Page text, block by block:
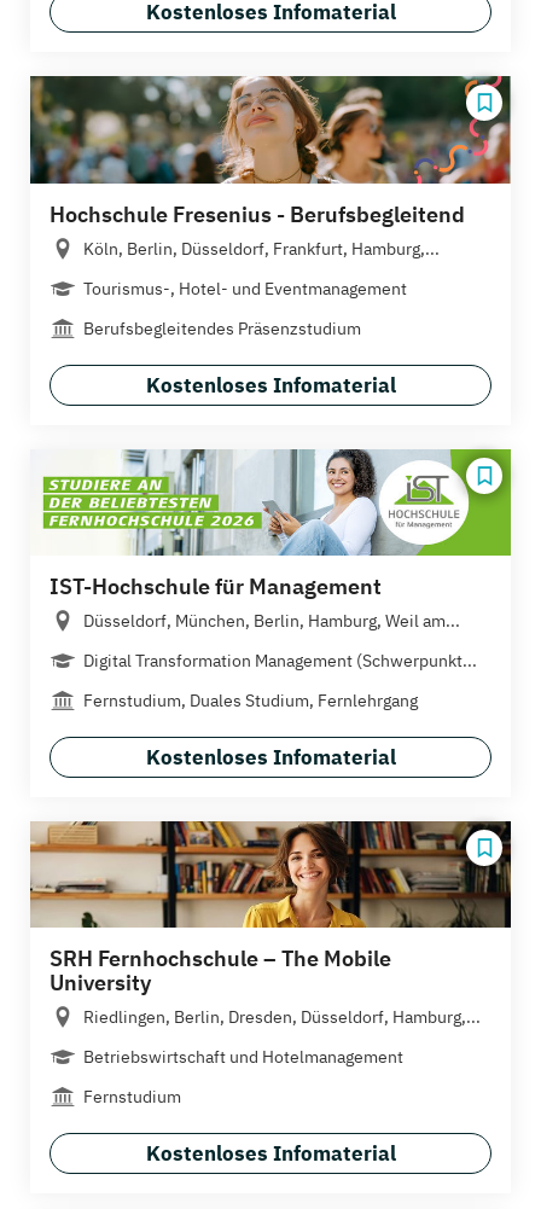
Kostenloses Infomaterial
Hochschule Fresenius - Berufsbegleitend
Köln, Berlin, Düsseldorf, Frankfurt, Hamburg,...
Tourismus-, Hotel- und Eventmanagement
Berufsbegleitendes Präsenzstudium
Kostenloses Infomaterial
IST-Hochschule für Management
Düsseldorf, München, Berlin, Hamburg, Weil am...
Digital Transformation Management (Schwerpunkt...
Fernstudium, Duales Studium, Fernlehrgang
Kostenloses Infomaterial
SRH Fernhochschule – The Mobile
University
Riedlingen, Berlin, Dresden, Düsseldorf, Hamburg,...
Betriebswirtschaft und Hotelmanagement
Fernstudium
Kostenloses Infomaterial